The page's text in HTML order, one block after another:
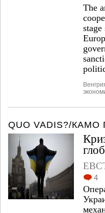
The
QUO VADIS?/
4